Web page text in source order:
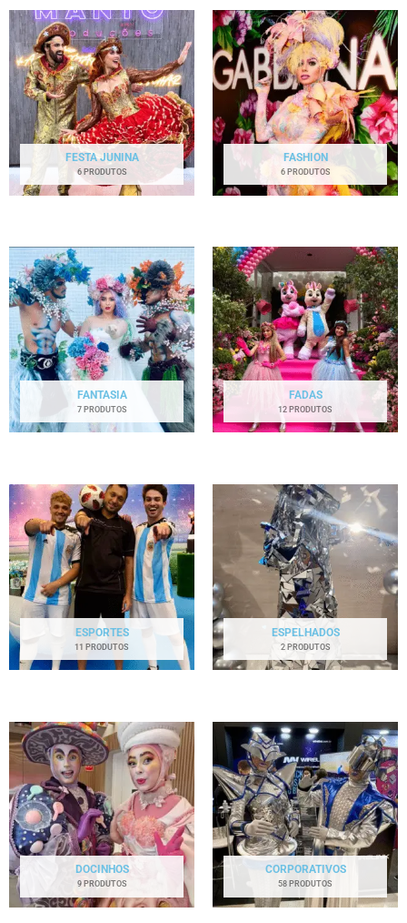
FESTA JUNINA
6 PRODUTOS
FASHION
6 PRODUTOS
FANTASIA
7 PRODUTOS
FADAS
12 PRODUTOS
ESPORTES
11 PRODUTOS
ESPELHADOS
2 PRODUTOS
DOCINHOS
9 PRODUTOS
CORPORATIVOS
58 PRODUTOS